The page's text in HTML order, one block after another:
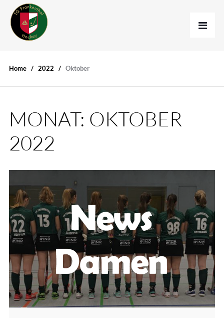
Home 2022 Oktober
MONAT: OKTOBER
2022